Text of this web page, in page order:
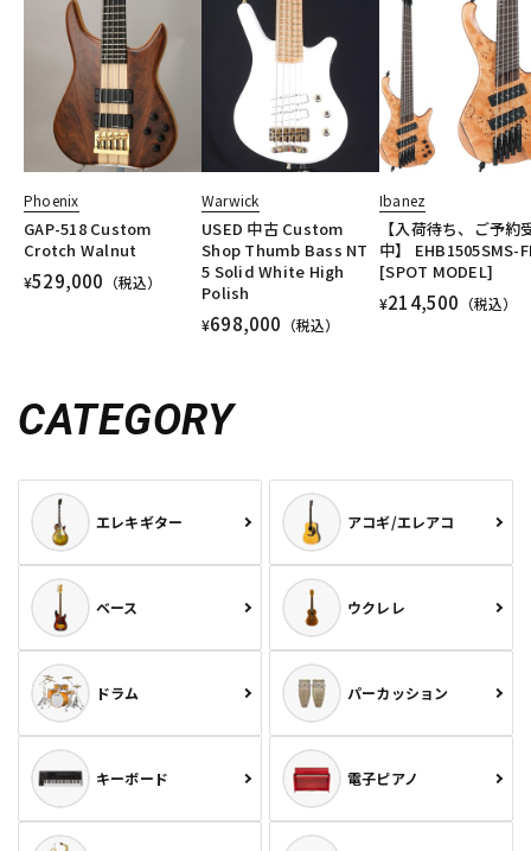
Phoenix
GAP-518 Custom
Crotch Walnut
¥529,000 （税込）
Warwick
USED 中古 Custom
Shop Thumb Bass NT
5 Solid White High
Polish
¥698,000 （税込）
Ibanez
【入荷待ち、ご予約
中】 EHB1505SMS-
[SPOT MODEL]
¥214,500 （税込）
CATEGORY
エレキギター アコギ/エレアコ
ベース ウクレレ
ドラム パーカッション
キーボード 電子ピアノ